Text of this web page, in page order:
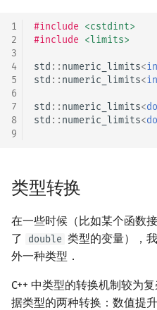
1
2
3
4
5
6
7
8
9
#include <cstdint>
#include <limits>
std :: numeric_limits<
std :: numeric_limits<
std :: numeric_limits<
std :: numeric_limits<
类型转换
在一些时候（比如某个函数
了
double 类型的变量），
外一种类型．
C++ 中类型的转换机制较为
据类型的两种转换：数值提